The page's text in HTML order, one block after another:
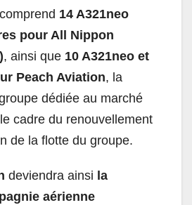
14 A321neo
pour All Nippon
, ainsi que 10 A321neo et
Peach Aviation, la
dédiée au marché
cadre du renouvellement
de la flotte du groupe.
deviendra ainsi la
aérienne